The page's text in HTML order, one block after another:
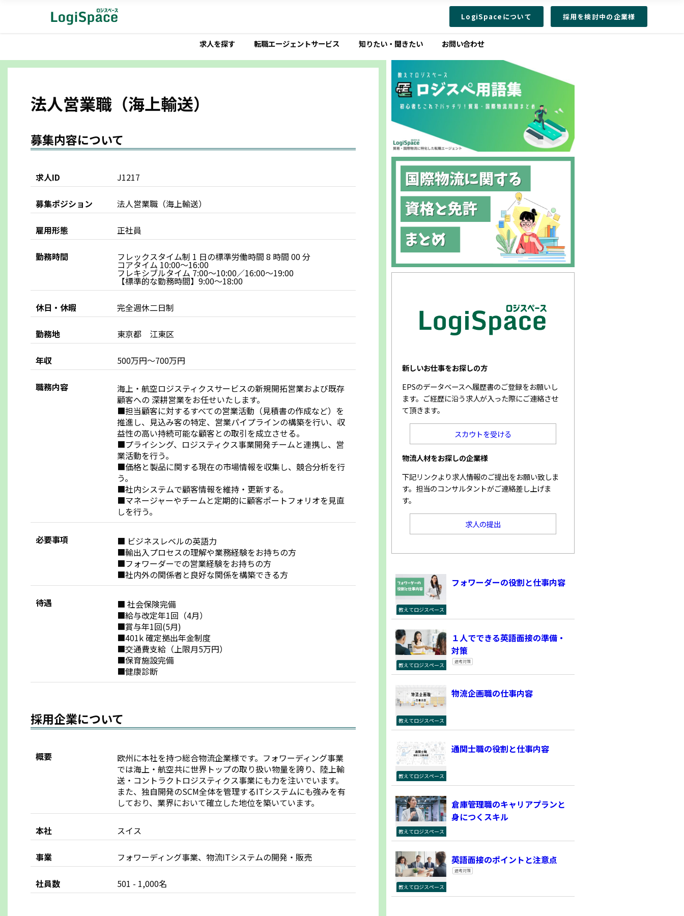
LogiSpaceについて 採用を検討中の企業様
求人を探す 転職エージェントサービス 知りたい・聞きたい お問い合わせ
法人営業職（海上輸送）
募集内容について
求人ID J1217
募集ポジション 法人営業職（海上輸送）
雇用形態 正社員
勤務時間 フレックスタイム制 1 日の標準労働時間 8 時間 00 分
コアタイム 10:00～16:00
フレキシブルタイム 7:00～10:00／16:00～19:00
【標準的な勤務時間】9:00～18:00
休日・休暇 完全週休二日制
勤務地 東京都 江東区
年収 500万円～700万円
職務内容
海上・航空ロジスティクスサービスの新規開拓営業および既存
顧客への 深耕営業をお任せいたします。
■担当顧客に対するすべての営業活動（見積書の作成など）を
推進し、見込み客の特定、営業パイプラインの構築を行い、収
益性の高い持続可能な顧客との取引を成立させる。
■プライシング、ロジスティクス事業開発チームと連携し、営
業活動を行う。
■価格と製品に関する現在の市場情報を収集し、競合分析を行
う。
■社内システムで顧客情報を維持・更新する。
■マネージャーやチームと定期的に顧客ポートフォリオを見直
しを行う。
必要事項
■ ビジネスレベルの英語力
■輸出入プロセスの理解や業務経験をお持ちの方
■フォワーダーでの営業経験をお持ちの方
■社内外の関係者と良好な関係を構築できる方
待遇
■ 社会保険完備
■給与改定年1回（4月）
■賞与年1回(5月)
■401k 確定拠出年金制度
■交通費支給（上限月5万円）
■保育施設完備
■健康診断
採用企業について
概要
欧州に本社を持つ総合物流企業様です。フォワーディング事業
では海上・航空共に世界トップの取り扱い物量を誇り、陸上輸
送・コントラクトロジスティクス事業にも力を注いでいます。
また、独自開発のSCM全体を管理するITシステムにも強みを有
しており、業界において確立した地位を築いています。
本社 スイス
事業 フォワーディング事業、物流ITシステムの開発・販売
社員数 501 - 1,000名
新しいお仕事をお探しの方
EPSのデータベースへ履歴書のご登録をお願いし
ます。ご経歴に沿う求人が入った際にご連絡させ
て頂きます。
スカウトを受ける
物流人材をお探しの企業様
下記リンクより求人情報のご提出をお願い致しま
す。担当のコンサルタントがご連絡差し上げま
す。
求人の提出
教えてロジスペース
フォワーダーの役割と仕事内容
教えてロジスペース
１人でできる英語面接の準備・
対策
選考対策
教えてロジスペース
物流企画職の仕事内容
教えてロジスペース
通関士職の役割と仕事内容
教えてロジスペース
倉庫管理職のキャリアプランと
身につくスキル
教えてロジスペース
英語面接のポイントと注意点
選考対策